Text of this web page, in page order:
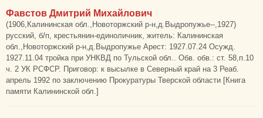
Фавстов Дмитрий Михайлович
(1906,Калининская обл.,Новоторжский р-н,д.Выдропужье--,1927)
русский, б/п, крестьянин-единоличник, житель: Калининская
обл.,Новоторжский р-н,д.Выдропужье Арест: 1927.07.24 Осужд.
1927.11.04 тройка при УНКВД по Тульской обл.. Обв. обв.: ст. 58,п.10
ч. 2 УК РСФСР. Приговор: к высылке в Северный край на 3 Реаб.
апрель 1992 по заключению Прокуратуры Тверской области [Книга
памяти Калининской обл.]